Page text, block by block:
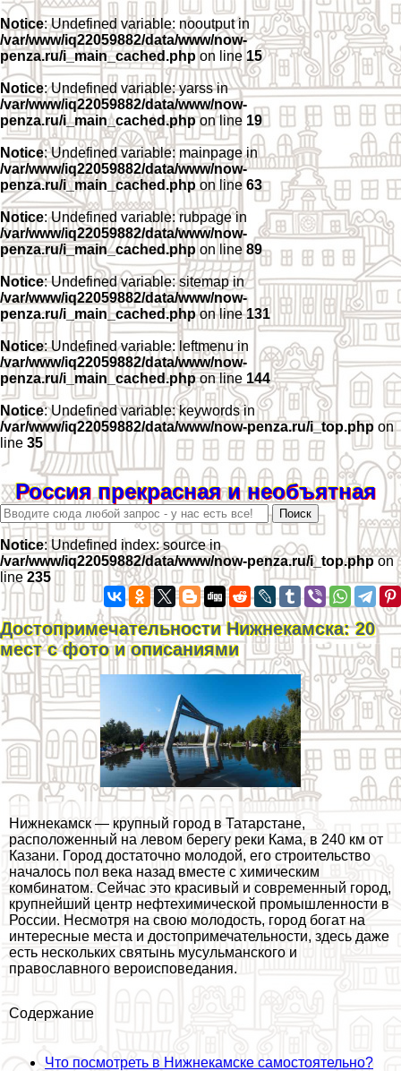
Notice: Undefined variable: nooutput in
/var/www/iq22059882/data/www/now-
penza.ru/i_main_cached.php on line 15
Notice: Undefined variable: yarss in
/var/www/iq22059882/data/www/now-
penza.ru/i_main_cached.phpon line 19
Notice: Undefined variable: mainpage in
/var/www/iq22059882/data/www/now-
penza.ru/i_main_cached.php on line 63
Notice: Undefined variable: rubpage in
/var/www/iq22059882/data/www/now-
penza.ru/i_main_cached.php on line 89
Notice: Undefined variable: sitemap in
/var/www/iq22059882/data/www/now-
penza.ru/i_main_cached.phpon line131
Notice: Undefined variable: leftmenu in
/var/www/iq22059882/data/www/now-
penza.ru/i_main_cached.phpon line 144
Notice: Undefined variable: keywords in
/var/www/iq22059882/data/www/now-penza.ru/i_top.php on
line 35
Россия прекрасная и необъятная
Notice: Undefined index: source in
/var/www/iq22059882/data/www/now-penza.ru/i_top.phpon
line 235
Достопримечательности Нижнекамска: 20
мест с фото и описаниями
Нижнекамск — крупный город в Татарстане,
расположенный на левом берегу реки Кама, в 240 км от
Казани. Город достаточно молодой, его строительство
началось пол века назад вместе с химическим
комбинатом. Сейчас это красивый и современный город,
крупнейший центр нефтехимической промышленности в
России. Несмотря на свою молодость, город богат на
интересные места и достопримечательности, здесь даже
есть нескольких святынь мусульманского и
православного вероисповедания.
Содержание
Что посмотреть в Нижнекамске самостоятельно?